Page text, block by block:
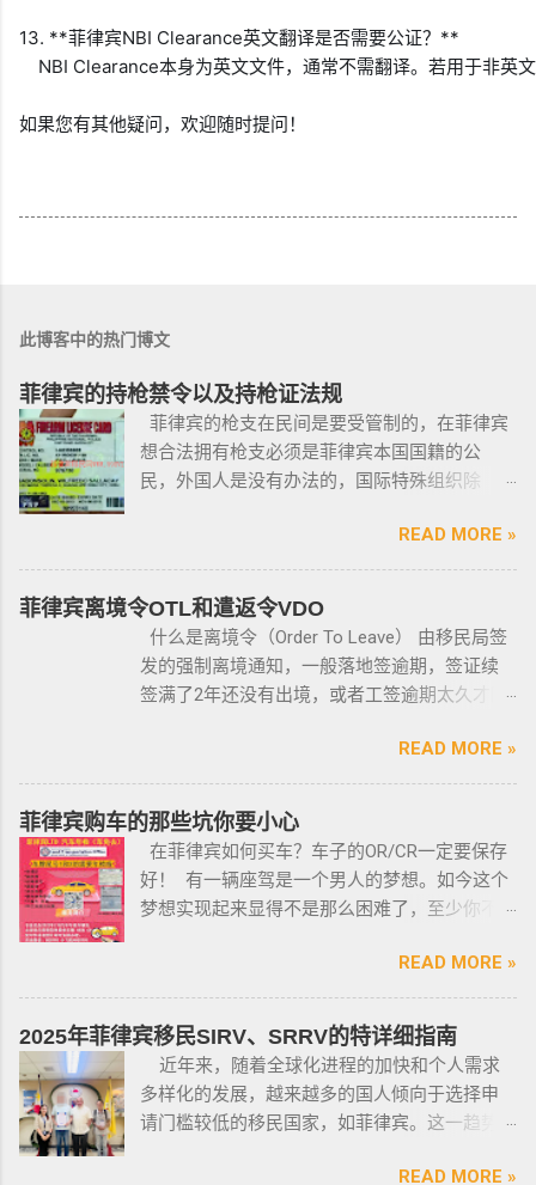
13. **菲律宾NBI Clearance英文翻译是否需要公证？**
NBI Clearance本身为英文文件，通常不需翻译。若用于非
如果您有其他疑问，欢迎随时提问！
此博客中的热门博文
菲律宾的持枪禁令以及持枪证法规
菲律宾的枪支在民间是要受管制的，在菲律宾
想合法拥有枪支必须是菲律宾本国国籍的公
民，外国人是没有办法的，国际特殊组织除
格，例如，枪支的所有权，由菲律宾国家警察
局的枪支和爆炸物部门监管，该部门先进行背
景调查，再向申请人发放枪支许可证，如果想
获得枪支，这个审核的过程是必不可少的。 在
菲律宾申请合法持有枪支，申请人必须年满21
岁，并且通过背景调查，才能获得持有执照。
申请过程还包括通过药物测试丶获得法庭许可
丶精神病学检查丶国家警察许可丶参加菲律宾
宾的相关法律，一些行业的从业人员如律师丶
菲律宾律师协会的成员丶注册会计师丶有资质
的媒体从业人员丶出纳丶银行柜员丶天主教神
父丶基督教牧师丶犹太教拉比丶伊斯兰教阿訇
小型枪械，原因是他们的职业“岌岌可危”。 只有
处于实际的威胁之下，或者由于职业丶专业或
商业性质而处于危险之中的人，才会被认定为
有资格申请。 由于经商需要，存在较高风险成
为犯罪分子目标的商人，也可以申请携带许可
证。 据悉，这些行业的人们必须通过药物和心
的两年以上徒刑的案子，才可以获得特殊枪支
READ MORE »
菲律宾离境令OTL和遣返令VDO
什么是离境令（Order To Leave） 由移民局签
发的强制离境通知，一般落地签逾期，签证续
签满了2年还没有出境，或者工签逾期太久才降
工签，47a(2)签证，降签之后，也是带离境令
的，移民局要求必须离境。 多数情况下，被发
离境令，只要在规定时间内离开菲律宾，是不
会上移民局黑名单的。想了解更多最新信息欢
迎联系和咨询我们，微信：BGC998 电报
@BGC998 Whats app：+63 912-0912-222 电
话：0912-0912-222 优先使用TG免验证，咨询
请主动告知咨询项目，菲律宾MAKATI 实体公
什么是遣返令VDO（Voluntary Deportation
Order） 一般都是非法行为导致被遣返，情节比
较严重。例如19-20年，很多客户是非法用落地
签转旅游签。 一般遣返客户都会成为“菲律宾不
READ MORE »
菲律宾购车的那些坑你要小心
在菲律宾如何买车？车子的OR/CR一定要保存
好！ 有一辆座驾是一个男人的梦想。如今这个
梦想实现起来显得不是那么困难了，至少你不
律宾就可以买一辆代步车，所以此贴仅供预算
有限的新人提供参考，大神勿喷。 废话不多
说，菲律宾买车的时候最好选择本地人开的车
行，年限4年内的最好，一般没啥通病，最好自
己去网上搜索，二手车网站也可以，原因我就
不详细说明了，中国人卖的车很多调表 很多有
暗伤才卖； 找到你心爱的车的时候千万不要着
急下单，一定要多渠道比价，多维度评估，最
READ MORE »
2025年菲律宾移民SIRV、SRRV的特详细指南
近年来，随着全球化进程的加快和个人需求
多样化的发展，越来越多的国人倾向于选择申
请门槛较低的移民国家，如菲律宾。这一趋势
申请菲律宾的移民签证呢？ 接下来，我们将
READ MORE »